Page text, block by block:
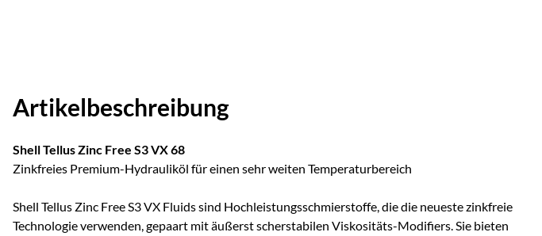
Artikelbeschreibung
Shell Tellus Zinc Free S3 VX 68
Zinkfreies Premium-Hydrauliköl für einen sehr weiten Temperaturbereich
Shell Tellus Zinc Free S3 VX Fluids sind Hochleistungsschmierstoffe, die die neueste zinkfreie
Technologie verwenden, gepaart mit äußerst scherstabilen Viskositäts-Modifiers. Sie bieten